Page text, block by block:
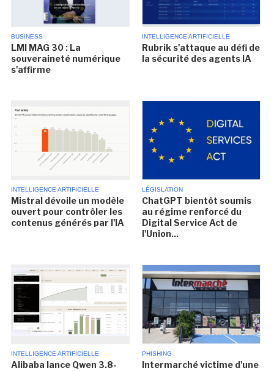
BUSINESS
LMI MAG 30 : La
souveraineté numérique
s'affirme
INTELLIGENCE ARTIFICIELLE
Rubrik s'attaque au défi de
la sécurité des agents IA
INTELLIGENCE ARTIFICIELLE
Mistral dévoile un modèle
ouvert pour contrôler les
contenus générés par l'IA
LÉGISLATION
ChatGPT bientôt soumis
au régime renforcé du
Digital Service Act de
l'Union...
INTELLIGENCE ARTIFICIELLE
Alibaba lance Qwen 3.8-
PHISHING
Intermarché victime d'une